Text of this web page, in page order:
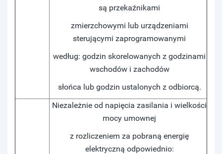
są przekaźnikami
zmierzchowymi lub urządzeniami
sterującymi zaprogramowanymi
według: godzin skorelowanych z godzinami
wschodów i zachodów
słońca lub godzin ustalonych z odbiorcą.
Niezależnie od napięcia zasilania i wielkości
mocy umownej
z rozliczeniem za pobraną energię
elektryczną odpowiednio: